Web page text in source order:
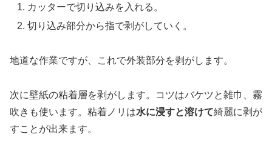
カッターで切り込みを入れる。
切り込み部分から指で剥がしていく。
地道な作業ですが、これで外装部分を剥がします。
次に壁紙の粘着層を剥がします。コツはバケツと雑巾、霧
吹きも使います。粘着ノリは水に浸すと溶けて綺麗に剥が
すことが出来ます。